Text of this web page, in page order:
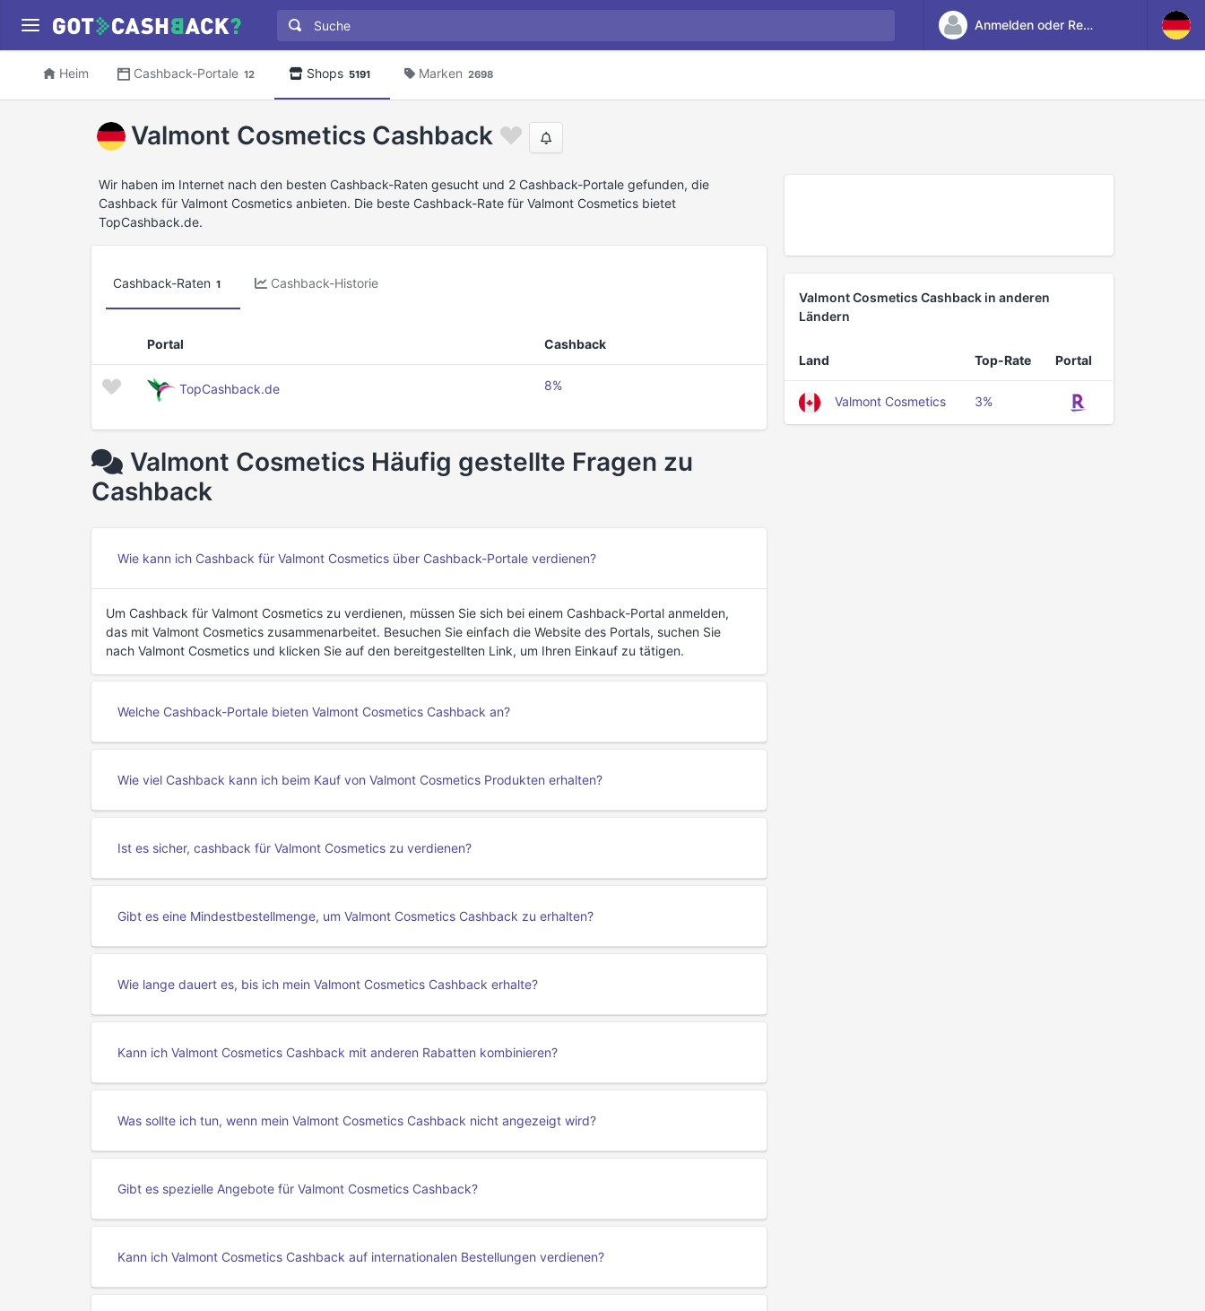
Anmelden oder Registrieren
Heim Cashback-Portale 12 Shops 5191 Marken 2698
Valmont Cosmetics Cashback
Wir haben im Internet nach den besten Cashback-Raten gesucht und 2 Cashback-Portale gefunden, die
Cashback für Valmont Cosmetics anbieten. Die beste Cashback-Rate für Valmont Cosmetics bietet
TopCashback.de.
Cashback-Raten 1 Cashback-Historie
Portal Cashback
TopCashback.de 8%
Valmont Cosmetics Häufig gestellte Fragen zu
Cashback
Wie kann ich Cashback für Valmont Cosmetics über Cashback-Portale verdienen?
Um Cashback für Valmont Cosmetics zu verdienen, müssen Sie sich bei einem Cashback-Portal anmelden,
das mit Valmont Cosmetics zusammenarbeitet. Besuchen Sie einfach die Website des Portals, suchen Sie
nach Valmont Cosmetics und klicken Sie auf den bereitgestellten Link, um Ihren Einkauf zu tätigen.
Welche Cashback-Portale bieten Valmont Cosmetics Cashback an?
Wie viel Cashback kann ich beim Kauf von Valmont Cosmetics Produkten erhalten?
Ist es sicher, cashback für Valmont Cosmetics zu verdienen?
Gibt es eine Mindestbestellmenge, um Valmont Cosmetics Cashback zu erhalten?
Wie lange dauert es, bis ich mein Valmont Cosmetics Cashback erhalte?
Kann ich Valmont Cosmetics Cashback mit anderen Rabatten kombinieren?
Was sollte ich tun, wenn mein Valmont Cosmetics Cashback nicht angezeigt wird?
Gibt es spezielle Angebote für Valmont Cosmetics Cashback?
Kann ich Valmont Cosmetics Cashback auf internationalen Bestellungen verdienen?
Valmont Cosmetics Cashback in anderen
Ländern
Land Top-Rate Portal
Valmont Cosmetics 3%